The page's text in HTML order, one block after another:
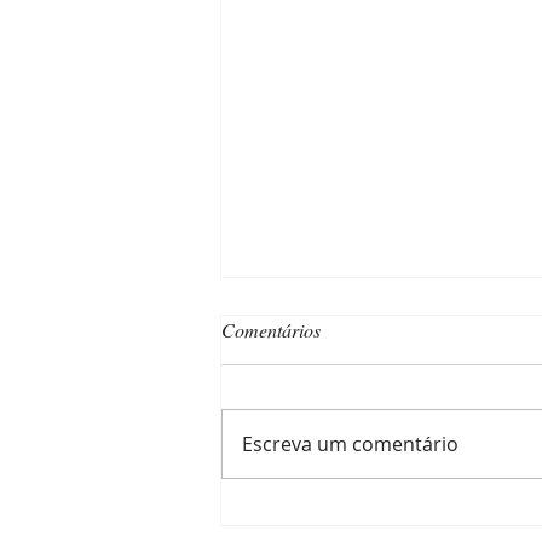
Comentários
Escreva um comentário